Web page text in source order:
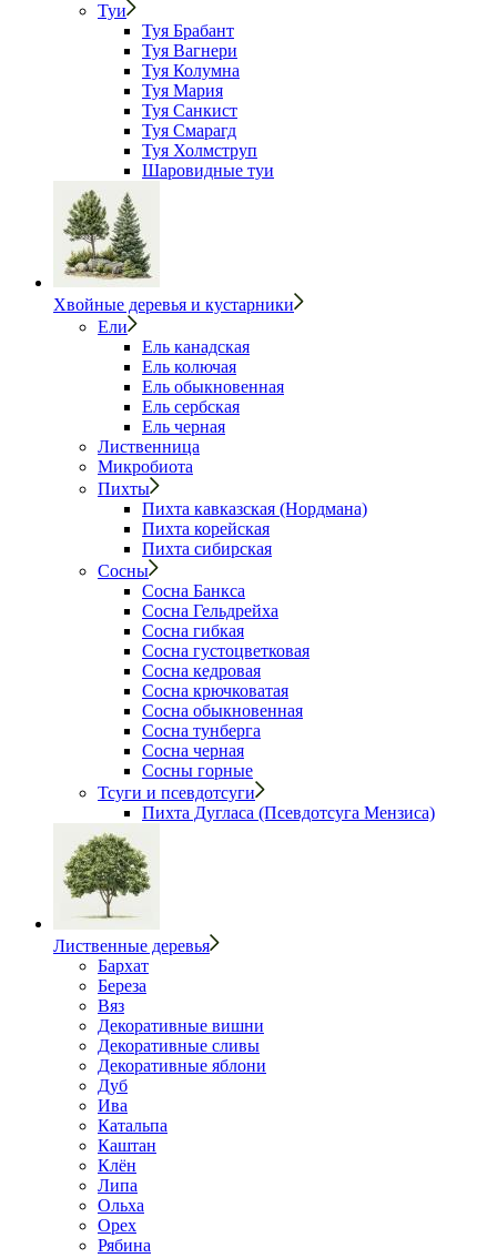
Туи
Туя Брабант
Туя Вагнери
Туя Колумна
Туя Мария
Туя Санкист
Туя Смарагд
Туя Холмструп
Шаровидные туи
Хвойные деревья и кустарники
Ели
Ель канадская
Ель колючая
Ель обыкновенная
Ель сербская
Ель черная
Лиственница
Микробиота
Пихты
Пихта кавказская (Нордмана)
Пихта корейская
Пихта сибирская
Сосны
Сосна Банкса
Сосна Гельдрейха
Сосна гибкая
Сосна густоцветковая
Сосна кедровая
Сосна крючковатая
Сосна обыкновенная
Сосна тунберга
Сосна черная
Сосны горные
Тсуги и псевдотсуги
Пихта Дугласа (Псевдотсуга Мензиса)
Лиственные деревья
Бархат
Береза
Вяз
Декоративные вишни
Декоративные сливы
Декоративные яблони
Дуб
Ива
Катальпа
Каштан
Клён
Липа
Ольха
Орех
Рябина